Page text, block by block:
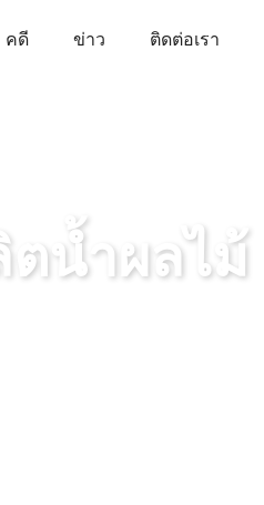
คดี ข่าว ติดต่อเรา
ตน้ำผลไม้